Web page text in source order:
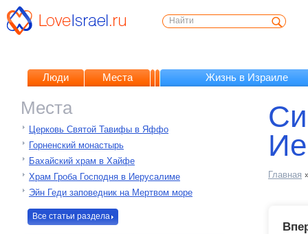
Люди Места Жизнь в Израиле
Места
Церковь Святой Тавифы в Яффо
Горненский монастырь
Бахайский храм в Хайфе
Храм Гроба Господня в Иерусалиме
Эйн Геди заповедник на Мертвом море
Все статьи раздела
Главная